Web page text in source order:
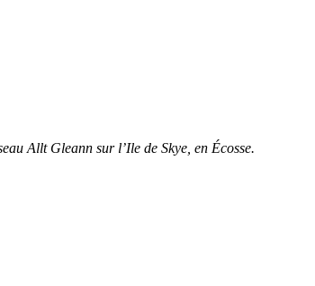
Allt Gleann sur l’Ile de Skye, en Écosse.